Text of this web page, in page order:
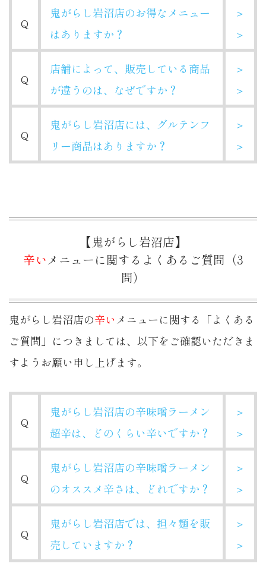
Q
鬼がらし岩沼店のお得なメニュー
はありますか？
＞
＞
Q
店舗によって、販売している商品
が違うのは、なぜですか？
＞
＞
Q
鬼がらし岩沼店には、グルテンフ
リー商品はありますか？
＞
＞
【鬼がらし岩沼店】
辛いメニューに関するよくあるご質問（3
問）
鬼がらし岩沼店の辛いメニューに関する「よくある
ご質問」につきましては、以下をご確認いただきま
すようお願い申し上げます。
Q
鬼がらし岩沼店の辛味噌ラーメン
超辛は、どのくらい辛いですか？
＞
＞
Q
鬼がらし岩沼店の辛味噌ラーメン
のオススメ辛さは、どれですか？
＞
＞
Q
鬼がらし岩沼店では、担々麺を販
売していますか？
＞
＞